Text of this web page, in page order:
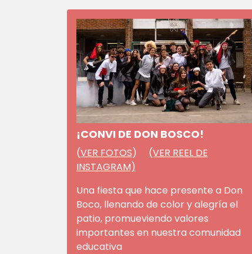
¡CONVI DE DON BOSCO!
(VER FOTOS) (VER REEL DE
INSTAGRAM)
Una fiesta que hace presente a Don
Boco, llenando de color y alegría el
patio, promueviendo valores
importantes en nuestra comunidad
educativa